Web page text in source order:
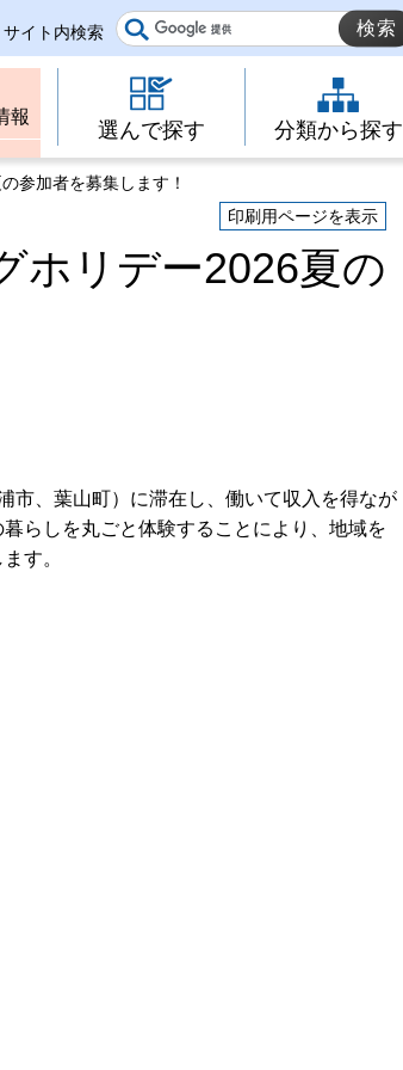
サイト内検索
報
選んで探す 分類から探す
参加者を募集します！
印刷用ページを表示
ホリデー2026夏の
市、葉山町）に滞在し、働いて収入を得なが
らしを丸ごと体験することにより、地域を
す。